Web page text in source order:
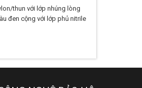
thun với lớp nhúng lòng
đen cộng với lớp phủ nitrile